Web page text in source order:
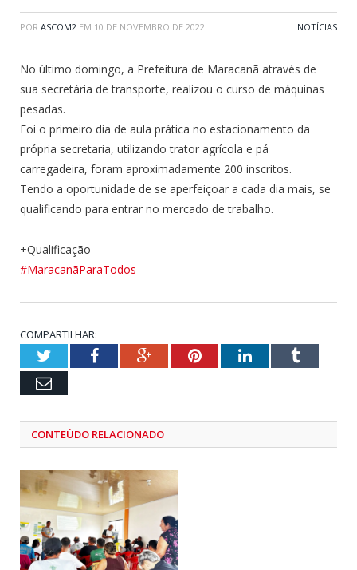
POR ASCOM2 EM 10 DE NOVEMBRO DE 2022 NOTÍCIAS
No último domingo, a Prefeitura de Maracanã através de
sua secretária de transporte, realizou o curso de máquinas
pesadas.
Foi o primeiro dia de aula prática no estacionamento da
própria secretaria, utilizando trator agrícola e pá
carregadeira, foram aproximadamente 200 inscritos.
Tendo a oportunidade de se aperfeiçoar a cada dia mais, se
qualificando para entrar no mercado de trabalho.
+Qualificação
#MaracanãParaTodos
COMPARTILHAR:
TwitterFacebookGoogle+PinterestLinkedInTumblr
Email
CONTEÚDO RELACIONADO